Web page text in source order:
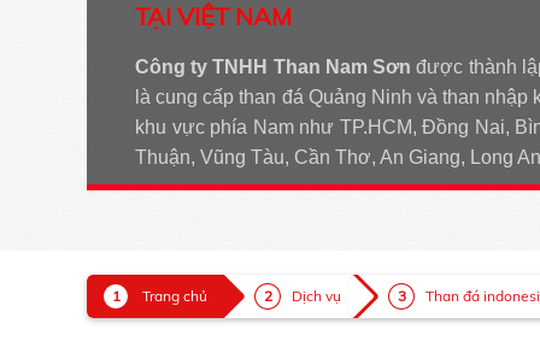
TẠI VIỆT NAM
Công ty TNHH Than Nam Sơnđược thành
là cung cấp than đá Quảng Ninh và than
khu vực phía Nam như TP.HCM, Đồng Nai,
Thuận, Vũng Tàu, Cần Thơ, An Giang, Long
Trang chủ Dịch vụ Than đá